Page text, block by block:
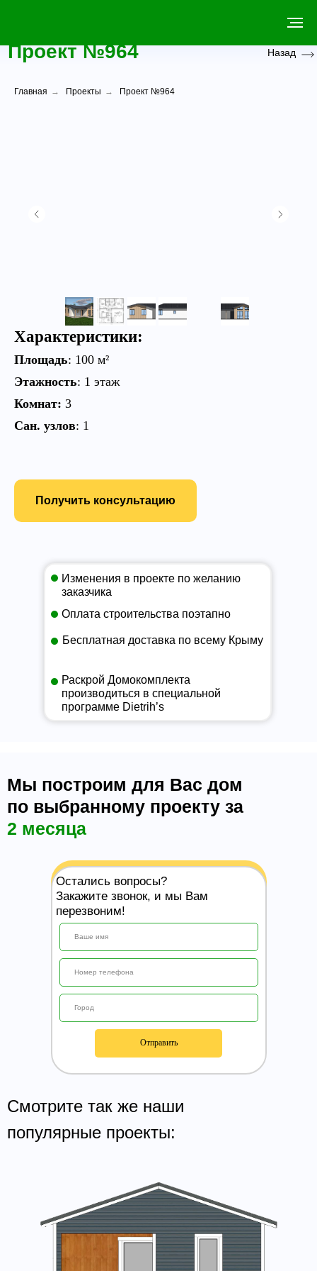
Проект №964 Назад
Главная → Проекты → Проект №964
Характеристики:
Площадь: 100 м²
Этажность: 1 этаж
Комнат: 3
Сан. узлов: 1
Получить консультацию
Изменения в проекте по желанию
заказчика
Оплата строительства поэтапно
Бесплатная доставка по всему Крыму
Раскрой Домокомплекта
производиться в специальной
программе Dietrih’s
Отправить
Остались вопросы?
Закажите звонок, и мы Вам
перезвоним!
Мы построим для Вас дом
по выбранному проекту за
2 месяца
Смотрите так же наши
популярные проекты: